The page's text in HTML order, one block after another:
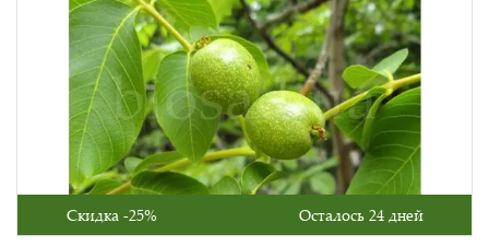
Скидка -25% Осталось 24 дней